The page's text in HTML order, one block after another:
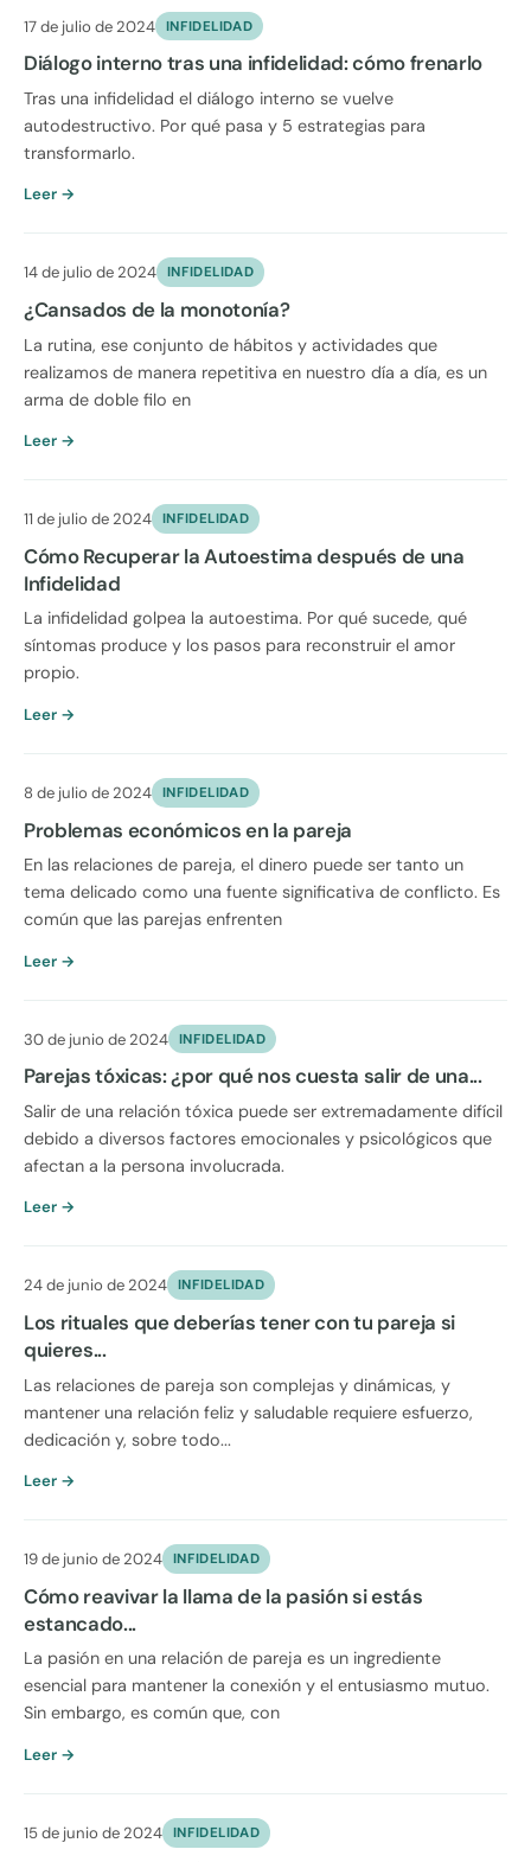
17 de julio de 2024 INFIDELIDAD
Diálogo interno tras una infidelidad: cómo frenarlo
Tras una infidelidad el diálogo interno se vuelve
autodestructivo. Por qué pasa y 5 estrategias para
transformarlo.
Leer →
14 de julio de 2024 INFIDELIDAD
¿Cansados de la monotonía?
La rutina, ese conjunto de hábitos y actividades que
realizamos de manera repetitiva en nuestro día a día, es un
arma de doble filo en
Leer →
11 de julio de 2024 INFIDELIDAD
Cómo Recuperar la Autoestima después de una
Infidelidad
La infidelidad golpea la autoestima. Por qué sucede, qué
síntomas produce y los pasos para reconstruir el amor
propio.
Leer →
8 de julio de 2024 INFIDELIDAD
Problemas económicos en la pareja
En las relaciones de pareja, el dinero puede ser tanto un
tema delicado como una fuente significativa de conflicto. Es
común que las parejas enfrenten
Leer →
30 de junio de 2024 INFIDELIDAD
Parejas tóxicas: ¿por qué nos cuesta salir de una...
Salir de una relación tóxica puede ser extremadamente difícil
debido a diversos factores emocionales y psicológicos que
afectan a la persona involucrada.
Leer →
24 de junio de 2024 INFIDELIDAD
Los rituales que deberías tener con tu pareja si
quieres...
Las relaciones de pareja son complejas y dinámicas, y
mantener una relación feliz y saludable requiere esfuerzo,
dedicación y, sobre todo...
Leer →
19 de junio de 2024 INFIDELIDAD
Cómo reavivar la llama de la pasión si estás
estancado...
La pasión en una relación de pareja es un ingrediente
esencial para mantener la conexión y el entusiasmo mutuo.
Sin embargo, es común que, con
Leer →
15 de junio de 2024 INFIDELIDAD